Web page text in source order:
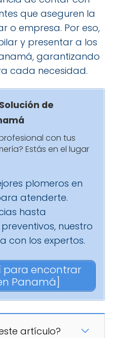
que aseguren la
o empresa. Por eso,
y presentar a los
garantizando
cada necesidad.
de
con tus
Estás en el lugar
plomeros en
atenderte.
hasta
nuestro
con los expertos.
para encontrar
Panamá]
artículo?